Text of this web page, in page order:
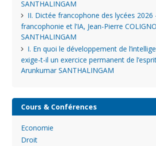
SANTHALINGAM
II. Dictée francophone des lycées 2026
francophonie et l’IA, Jean-Pierre
SANTHALINGAM
I. En quoi le développement de
exige-t-il un exercice permanent de
Arunkumar SANTHALINGAM
Cours & Conférences
Economie
Droit